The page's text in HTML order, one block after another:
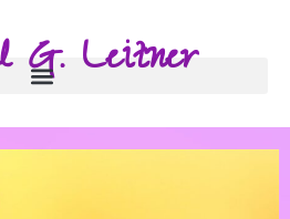
G. Leitner